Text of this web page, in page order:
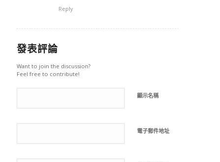
Reply
發表評論
Want to join the discussion?
Feel free to contribute!
顯示名稱
電子郵件地址